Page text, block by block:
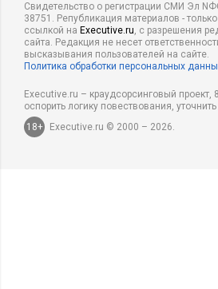
Свидетельство о регистрации СМИ Эл
38751. Републикация материалов -
ссылкой на Executive.ru, с разрешения
сайта. Редакция не несет
высказывания пользователей на сайте.
Политика обработки персональных
Executive.ru – краудсорсинговый
оспорить логику повествования,
18+
Executive.ru © 2000 – 2026.